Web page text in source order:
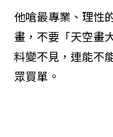
他嗆最專業、理性
畫，不要「天空畫
料變不見，連能不
眾買單。